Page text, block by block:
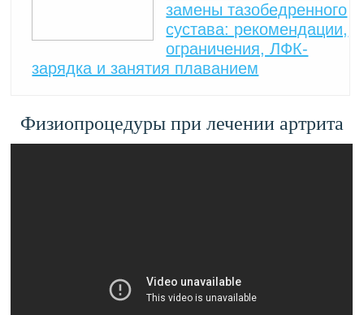
замены тазобедренного
сустава: рекомендации,
ограничения, ЛФК-
зарядка и занятия плаванием
Физиопроцедуры при лечении артрита